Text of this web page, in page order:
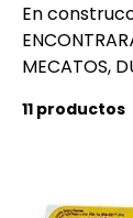
En
MECATOS,
11 productos